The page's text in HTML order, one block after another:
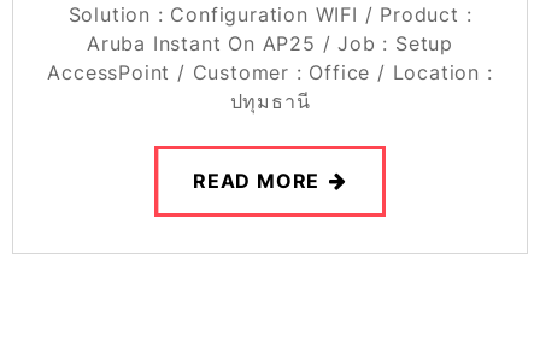
Solution : Configuration WIFI / Product :
Aruba Instant On AP25 / Job : Setup
AccessPoint / Customer : Office / Location :
ปทุมธานี
READ MORE